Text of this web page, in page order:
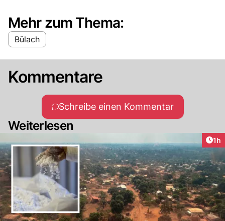
Mehr zum Thema:
Bülach
Kommentare
Schreibe einen Kommentar
Weiterlesen
1h